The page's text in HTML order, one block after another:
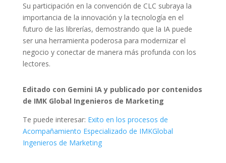
Su participación en la convención de CLC subraya la
importancia de la innovación y la tecnología en el
futuro de las librerías, demostrando que la IA puede
ser una herramienta poderosa para modernizar el
negocio y conectar de manera más profunda con los
lectores.
Editado con Gemini IA y publicado por contenidos
de IMK Global Ingenieros de Marketing
Te puede interesar: Exito en los procesos de
Acompañamiento Especializado de IMKGlobal
Ingenieros de Marketing